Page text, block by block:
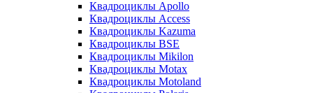
Квадроциклы Apollo
Квадроциклы Access
Квадроциклы Kazuma
Квадроциклы BSE
Квадроциклы Mikilon
Квадроциклы Motax
Квадроциклы Motoland